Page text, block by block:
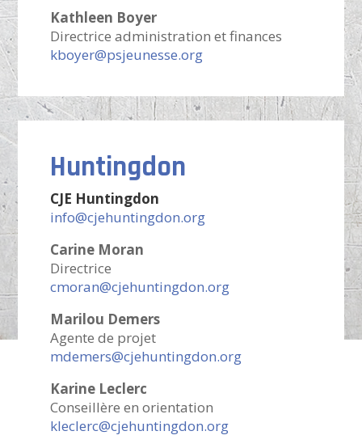
Kathleen Boyer
Directrice administration et finances
kboyer@psjeunesse.org
Huntingdon
CJE Huntingdon
info@cjehuntingdon.org
Carine Moran
Directrice
cmoran@cjehuntingdon.org
Marilou Demers
Agente de projet
mdemers@cjehuntingdon.org
Karine Leclerc
Conseillère en orientation
kleclerc@cjehuntingdon.org